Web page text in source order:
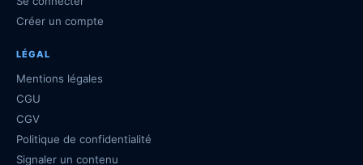
Créer un compte
LÉGAL
Mentions légales
CGU
CGV
Politique de confidentialité
Signaler un contenu